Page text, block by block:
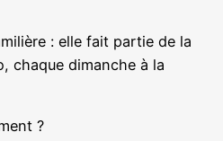
: elle fait partie de la
chaque dimanche à la
?